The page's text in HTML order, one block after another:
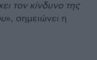
τον κίνδυνο της
», σημειώνει η